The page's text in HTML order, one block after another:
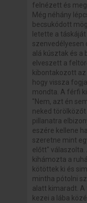
felnézett és
Még néhány
becsukódott
letette a
szenvedélyesen
alá kúsztak és a
elveszett a
kibontakozott
hogy vissza
mondta. A férfi
"Nem, azt én
neked
pillanatra
eszére kellene
szeretne mint
előtt"
kihámozta a
kötöttek ki és
mintha pótolni
alatt kimaradt. A
kezei a lába